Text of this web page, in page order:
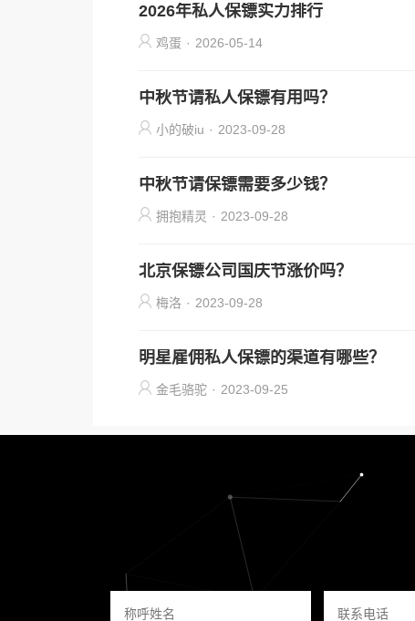
2026年私人保镖实力排行
鸡蛋 · 2026-05-14
中秋节请私人保镖有用吗？
小的破iu · 2023-09-28
中秋节请保镖需要多少钱？
拥抱精灵 · 2023-09-28
北京保镖公司国庆节涨价吗？
梅洛 · 2023-09-28
明星雇佣私人保镖的渠道有哪些？
金毛骆驼 · 2023-09-25